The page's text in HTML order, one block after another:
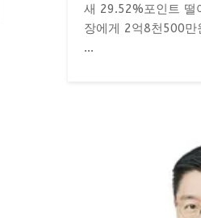
새 29.52%포인트
장에게 2억8천500만
...